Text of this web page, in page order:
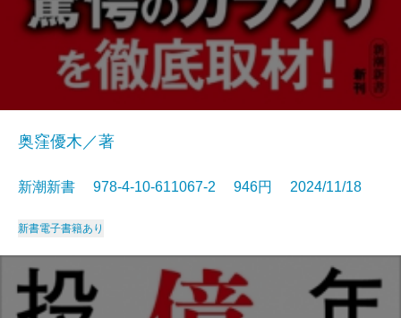
奥窪優木／著
新潮新書 978-4-10-611067-2 946円 2024/11/18
新書電子書籍あり